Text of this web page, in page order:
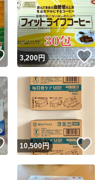
Yahoo!フリマの基準をク
このユーザーはYahoo!フ
このユーザーは他フリマ
この商品の情報をコ
転載は禁止されています
つき1回です
出品ページへ
キャンセル
いいね！
3,200円 い
いいね！
10,500円